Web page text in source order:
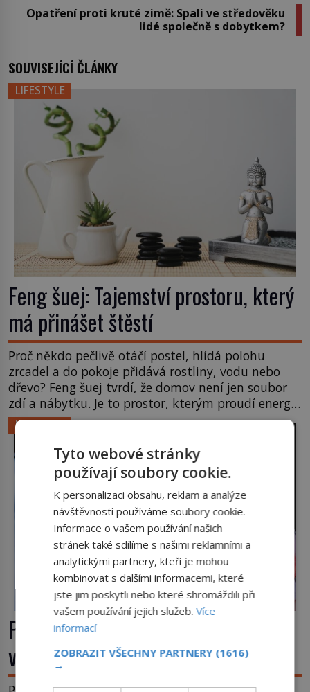
Opatření proti kruté zimě: Spali ve středověku
lidé společně s dobytkem?
SOUVISEJÍCÍ ČLÁNKY
LIFESTYLE
Feng šuej: Tajemství prostoru, který
má přinášet štěstí
Proč někdo pečlivě otáčí postel, hlídá polohu
zrcadel a do pokoje přidává rostliny, vodu nebo
dřevo? Feng šuej tvrdí, že domov není jen soubor
zdí a nábytku. Je to prostor, kterým proudí energie
čchi a jeho uspořádání může ovlivňovat, jak se v
něm člověk cítí. Feng šuej má kořeny ve staré Číně
a jeho historie […]
LIFESTYLE
Příběhy slavných koktejlů: Kde se
vzal Manhattan a Bloody Mary?
Tyto webové stránky
používají soubory cookie.
K personalizaci obsahu, reklam a analýze
návštěvnosti používáme soubory cookie.
Informace o vašem používání našich
stránek také sdílíme s našimi reklamními a
analytickými partnery, kteří je mohou
kombinovat s dalšími informacemi, které
jste jim poskytli nebo které shromáždili při
vašem používání jejich služeb.Více
informací
ZOBRAZIT VŠECHNY PARTNERY (1616)
→